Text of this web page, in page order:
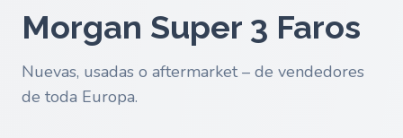
Morgan Super 3 Faros
Nuevas, usadas o aftermarket – de vendedores
de toda Europa.